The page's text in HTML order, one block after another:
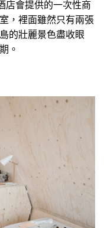
店會提供的一次性商
，裡面雖然只有兩張
的壯麗景色盡收眼
。